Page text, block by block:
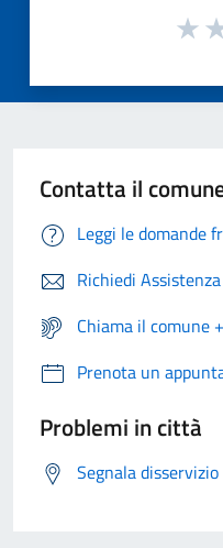
Contatta il
Leggi le domande
Richiedi Assistenza
Chiama il comune
Prenota un
Problemi in città
Segnala disservizio